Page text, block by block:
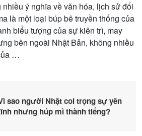
ý nghĩa về văn hóa, lịch sử đối
là một loại búp bê truyền thống của
biểu tượng của sự kiên trì, may
bên ngoài Nhật Bản, không nhiều
…
sao người Nhật coi trọng sự yên
nhưng húp mì thành tiếng?